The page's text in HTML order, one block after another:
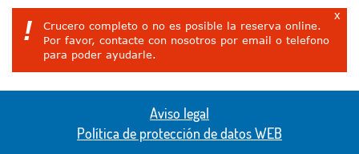
x
!
Crucero completo o no es posible la reserva online.
Por favor, contacte con nosotros por email o telefono
para poder ayudarle.
Aviso legal
Política de protección de datos WEB